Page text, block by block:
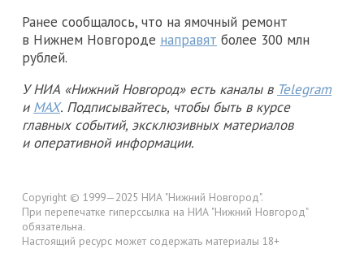
Ранее сообщалось, что на ямочный ремонт
в Нижнем Новгороде направят более 300 млн
рублей.
У НИА «Нижний Новгород» есть каналы в Telegram
и MAX. Подписывайтесь, чтобы быть в курсе
главных событий, эксклюзивных материалов
и оперативной информации.
Copyright © 1999—2025 НИА "Нижний Новгород".
При перепечатке гиперссылка на НИА "Нижний Новгород"
обязательна.
Настоящий ресурс может содержать материалы 18+